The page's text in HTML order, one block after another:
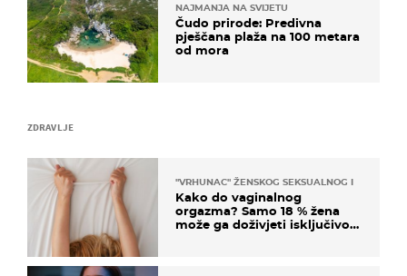
ZDRAVLJE
"VRHUNAC" ŽENSKOG SEKSUALNOG ISKUSTVA
Kako do vaginalnog
orgazma? Samo 18 % žena
može ga doživjeti isključivo
NAJMANJA NA SVIJETU
Čudo prirode: Predivna
pješčana plaža na 100 metara
od mora